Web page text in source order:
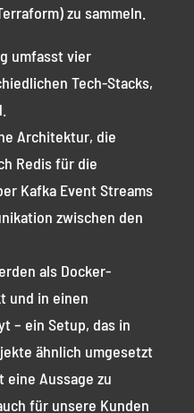
zu sammeln.
umfasst vier
Tech-Stacks,
Architektur, die
Redis für die
Kafka Event Streams
zwischen den
als Docker-
und in einen
– ein Setup, das in
ähnlich umgesetzt
Aussage zu
für unsere Kunden